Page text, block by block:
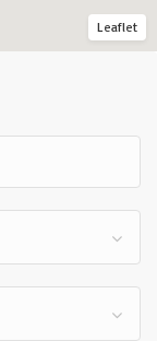
Leaflet